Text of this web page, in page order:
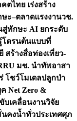
ไทย เร่งสร้าง
ษะ–ตลาดแรงงานวช.
สู่ทักษะ AI ยกระดับ
โดรนต้นแบบที่
สร้างสื่อท่องเที่ยว-
มช. นำทัพอาสา
โชว์โมเดลปลูกป่า
Net Zero &
บเคลื่อนงานวิจัย
คงน้ำทั่วประเทศศุภ